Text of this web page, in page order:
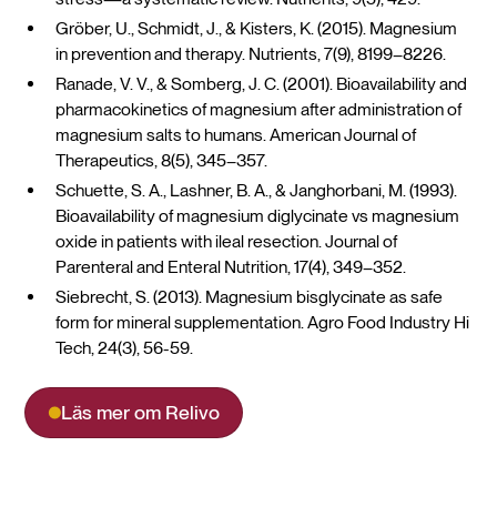
Gröber, U., Schmidt, J., & Kisters, K. (2015). Magnesium
in prevention and therapy. Nutrients, 7(9), 8199–8226.
Ranade, V. V., & Somberg, J. C. (2001). Bioavailability and
pharmacokinetics of magnesium after administration of
magnesium salts to humans. American Journal of
Therapeutics, 8(5), 345–357.
Schuette, S. A., Lashner, B. A., & Janghorbani, M. (1993).
Bioavailability of magnesium diglycinate vs magnesium
oxide in patients with ileal resection. Journal of
Parenteral and Enteral Nutrition, 17(4), 349–352.
Siebrecht, S. (2013). Magnesium bisglycinate as safe
form for mineral supplementation. Agro Food Industry Hi
Tech, 24(3), 56-59.
Läs mer om Relivo